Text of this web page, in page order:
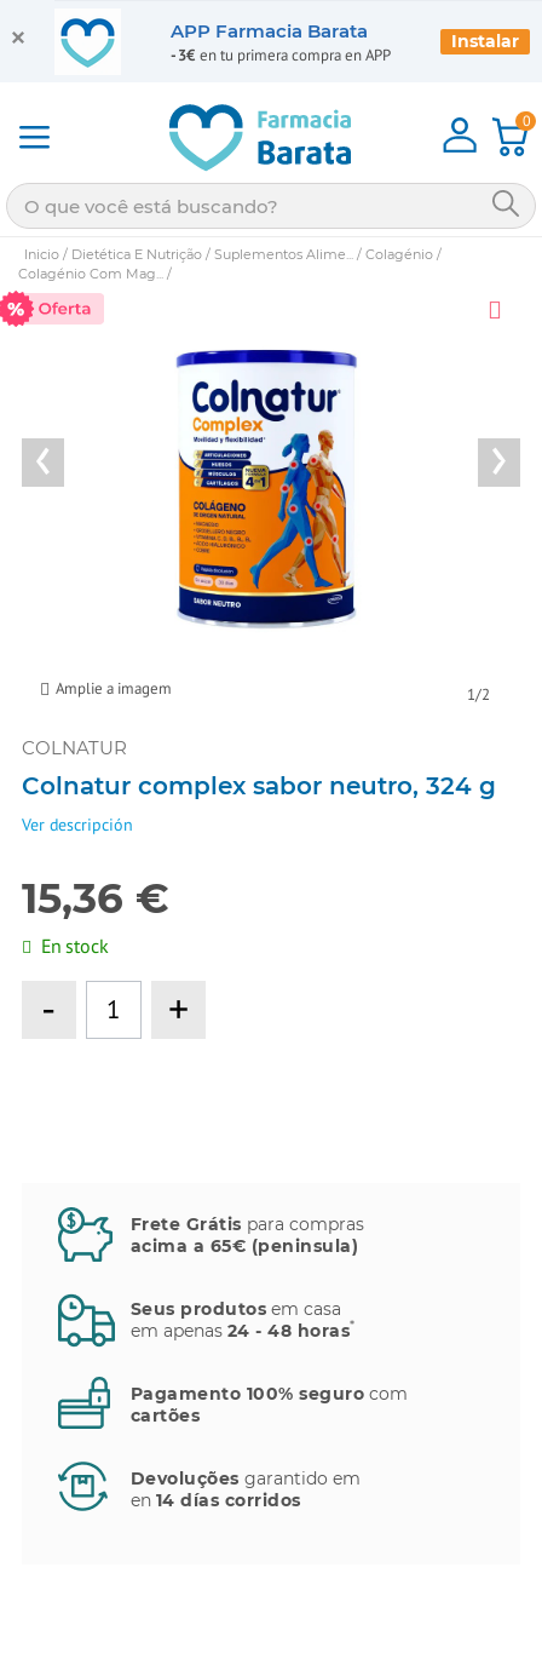
0
Inicio / Dietética E Nutrição / Suplementos Alime... / Colagénio /
Colagénio Com Mag... /
‹ ›
1/2
Amplie a imagem
COLNATUR
Colnatur complex sabor neutro, 324 g
Ver descripción
15,36 €
En stock
- +
Frete Grátis para compras
acima a 65€ (peninsula)
Seus produtos em casa
em apenas 24 - 48 horas*
Pagamento 100% seguro com
cartões
Devoluções garantido em
en 14 días corridos
APP Farmacia Barata
-3€ en tu primera compra en APP
Instalar